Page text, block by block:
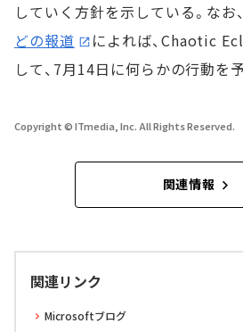
していく方針を示している。なお
どの報道
によれば、Chaotic
して、7月14日に何らかの行動を
Copyright © ITmedia, Inc. All Rights Reserved.
関連情報
関連リンク
Microsoftブログ